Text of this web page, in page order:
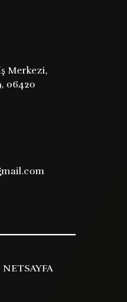
siyasi
evrimini
siyasi
klasik
Merkezi,
06420
NETSAYFA